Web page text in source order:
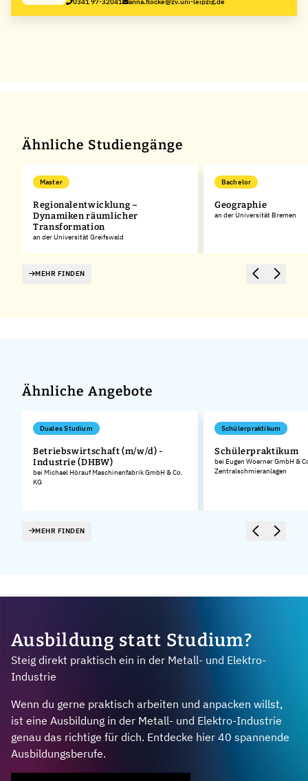
Ähnliche Studiengänge
Master
Regionalentwicklung –
Dynamiken räumlicher
Transformation
an der Universität Greifswald
Bachelor
Geographie
an der Universität Bremen
MEHR FINDEN
Ähnliche Angebote
Duales Studium
Betriebswirtschaft (m/w/d) -
Industrie (DHBW)
bei Michael Hörauf Maschinenfabrik GmbH & Co.
KG
Schülerpraktikum
Schülerpraktikum
bei Eugen Woerner GmbH &
Zentralschmieranlagen
MEHR FINDEN
Ausbildung statt Studium?
Steig direkt praktisch ein in der Metall- und Elektro-
Industrie
Wenn du gerne praktisch arbeiten und anpacken willst,
ist eine Ausbildung in der Metall- und Elektro-Industrie
genau das richtige für dich. Entdecke hier 40 spannende
Ausbildungsberufe.